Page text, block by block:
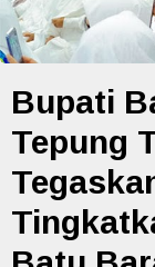
Bupati
Tepung